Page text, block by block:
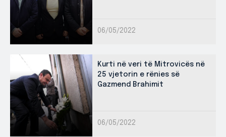
06/05/2022
Kurti në veri të Mitrovicës në
25 vjetorin e rënies së
Gazmend Brahimit
06/05/2022